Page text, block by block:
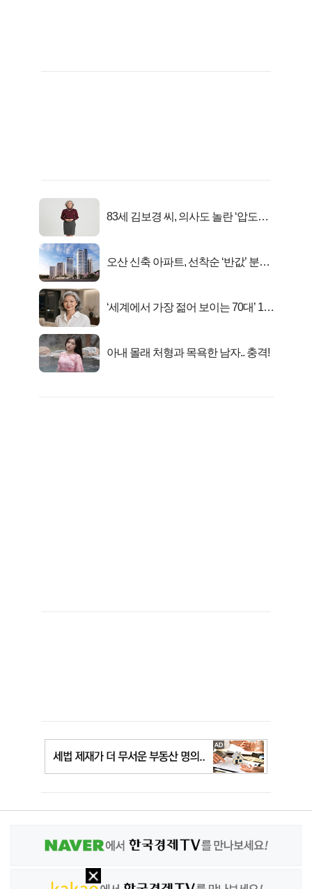
83세 김보경 씨, 의사도 놀란 ‘압도적
오산 신축 아파트, 선착순 ‘반값’ 분양
‘세계에서 가장 젊어 보이는 70대’ 1위
아내 몰래 처형과 목욕한 남자.. 충격!